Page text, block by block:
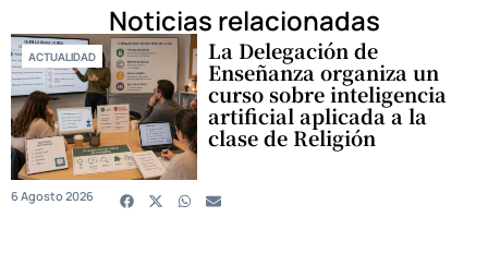
Noticias relacionadas
ACTUALIDAD La Delegación de
Enseñanza organiza un
curso sobre inteligencia
artificial aplicada a la
clase de Religión
6 Agosto 2026